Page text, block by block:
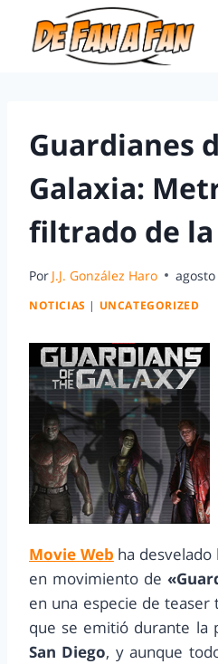
Guardianes
Galaxia:
filtrado de la
Por J.J. González Haro
NOTICIAS | UNCATEGORIZED
Movie Web ha
en movimiento de
en una especie de teaser
que se emitió durante la
San Diego, y aunque